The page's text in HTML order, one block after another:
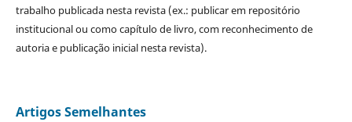
trabalho publicada nesta revista (ex.: publicar em repositório
institucional ou como capítulo de livro, com reconhecimento de
autoria e publicação inicial nesta revista).
Artigos Semelhantes